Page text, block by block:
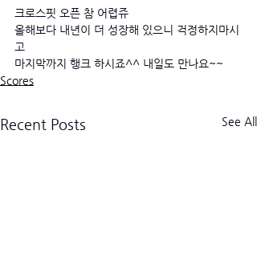
크로스핏 오픈 참 어렵쥬
올해보다 내년이 더 성장해 있으니 걱정하지마시
고
마지막까지 행크 하시죠^^ 내일도 만나요~~
Scores
Recent Posts See All